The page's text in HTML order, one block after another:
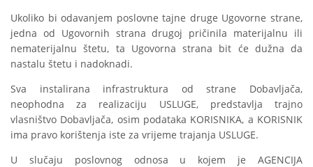
Ukoliko bi odavanjem poslovne tajne druge Ugovorne strane,
jedna od Ugovornih strana drugoj pričinila materijalnu ili
nematerijalnu štetu, ta Ugovorna strana bit će dužna da
nastalu štetu i nadoknadi.
Sva instalirana infrastruktura od strane Dobavljača,
neophodna za realizaciju USLUGE, predstavlja trajno
vlasništvo Dobavljača, osim podataka KORISNIKA, a KORISNIK
ima pravo korištenja iste za vrijeme trajanja USLUGE.
U slučaju poslovnog odnosa u kojem je AGENCIJA